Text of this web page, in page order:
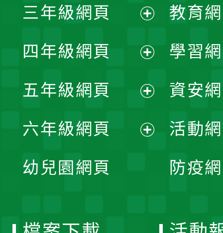
選
單
開
選
單
三年級網頁
開
選
單
四年級網頁
開
選
五年級網頁
開
六年級網頁
幼兒園網頁
教育
學習
資安
活動
防疫